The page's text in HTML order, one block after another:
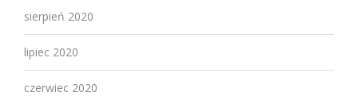
sierpień 2020
lipiec 2020
czerwiec 2020